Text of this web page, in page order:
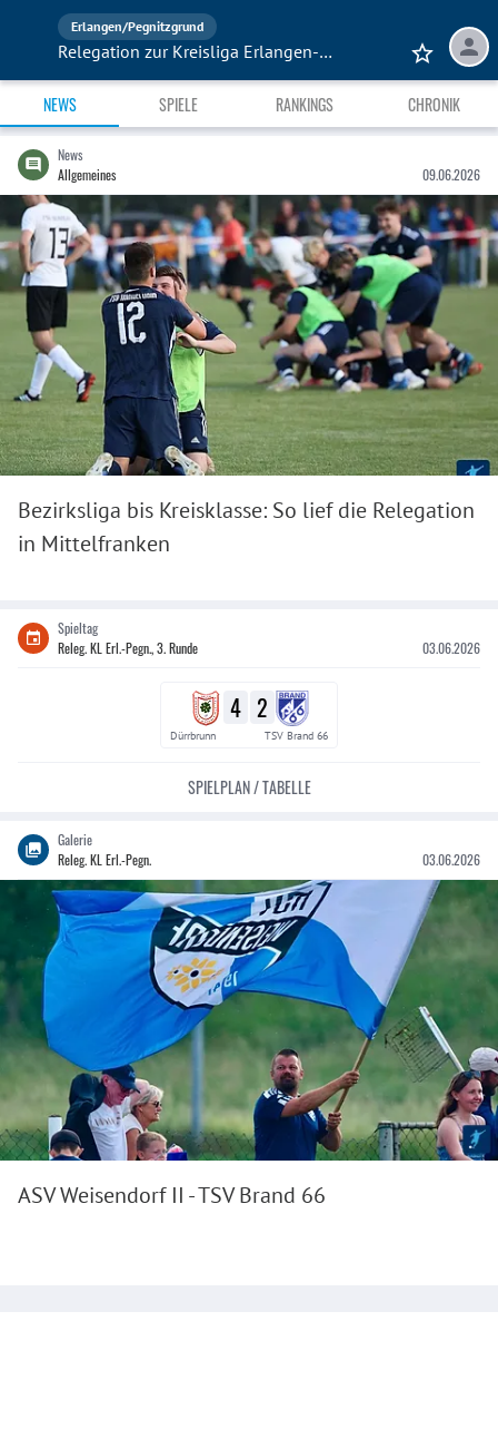
Erlangen/Pegnitzgrund
Relegation zur Kreisliga Erlangen-Pegnitzgrund 25/26
NEWS SPIELE RANKINGS CHRONIK
News
Allgemeines
09.06.2026
Bezirksliga bis Kreisklasse: So lief die Relegation
in Mittelfranken
Spieltag
Releg. KL Erl.-Pegn., 3. Runde
03.06.2026
4 2
Dürrbrunn TSV Brand 66
SPIELPLAN / TABELLE
Galerie
Releg. KL Erl.-Pegn.
03.06.2026
ASV Weisendorf II - TSV Brand 66